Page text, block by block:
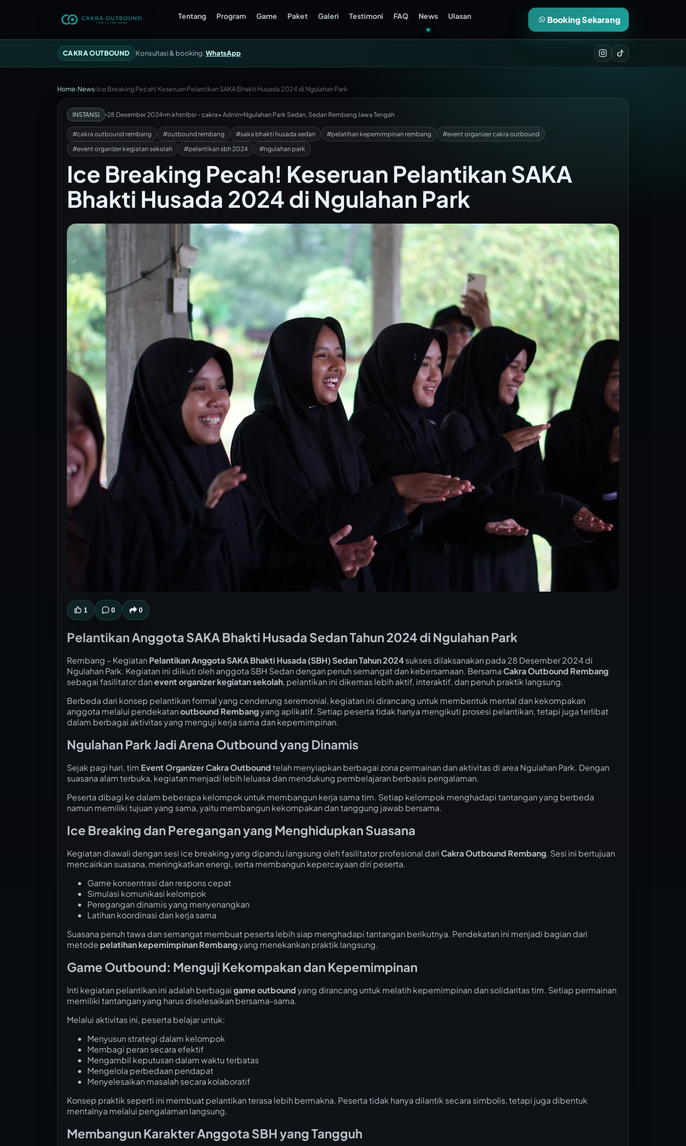
CAKRA OUTBOUND Konsultasi & booking:WhatsApp
Tentang Program Game Paket Galeri Testimoni FAQ News Ulasan Booking Sekarang
Home›News›Ice Breaking Pecah! Keseruan Pelantikan SAKA Bhakti Husada 2024 di Ngulahan Park
INSTANSI 28 Desember 2024 m.khsnlbsr - cakra• Admin Ngulahan Park Sedan, Sedan Rembang Jawa Tengah
#cakra outbound rembang #outbound rembang #saka bhakti husada sedan #pelatihan kepemimpinan rembang
#event organizer cakra outbound
#event organizer kegiatan sekolah
#pelantikan sbh 2024 #ngulahan park
Ice Breaking Pecah! Keseruan Pelantikan SAKA
Bhakti Husada 2024 di Ngulahan Park
1 0 0
Pelantikan Anggota SAKA Bhakti Husada Sedan Tahun 2024 di Ngulahan Park
Rembang – Kegiatan Pelantikan Anggota SAKA Bhakti Husada (SBH) Sedan Tahun 2024sukses dilaksanakan pada 28 Desember 2024 di
Ngulahan Park. Kegiatan ini diikuti oleh anggota SBH Sedan dengan penuh semangat dan kebersamaan. BersamaCakra Outbound Rembang
sebagai fasilitator danevent organizer kegiatan sekolah, pelantikan ini dikemas lebih aktif, interaktif, dan penuh praktik langsung.
Berbeda dari konsep pelantikan formal yang cenderung seremonial, kegiatan ini dirancang untuk membentuk mental dan kekompakan
anggota melalui pendekatanoutbound Rembangyang aplikatif. Setiap peserta tidak hanya mengikuti prosesi pelantikan, tetapi juga terlibat
dalam berbagai aktivitas yang menguji kerja sama dan kepemimpinan.
Ngulahan Park Jadi Arena Outbound yang Dinamis
Sejak pagi hari, tim Event Organizer Cakra Outboundtelah menyiapkan berbagai zona permainan dan aktivitas di area Ngulahan Park. Dengan
suasana alam terbuka, kegiatan menjadi lebih leluasa dan mendukung pembelajaran berbasis pengalaman.
Peserta dibagi ke dalam beberapa kelompok untuk membangun kerja sama tim. Setiap kelompok menghadapi tantangan yang berbeda
namun memiliki tujuan yang sama, yaitu membangun kekompakan dan tanggung jawab bersama.
Ice Breaking dan Peregangan yang Menghidupkan Suasana
Kegiatan diawali dengan sesi ice breaking yang dipandu langsung oleh fasilitator profesional dariCakra Outbound Rembang. Sesi ini bertujuan
mencairkan suasana, meningkatkan energi, serta membangun kepercayaan diri peserta.
Game konsentrasi dan respons cepat
Simulasi komunikasi kelompok
Peregangan dinamis yang menyenangkan
Latihan koordinasi dan kerja sama
Suasana penuh tawa dan semangat membuat peserta lebih siap menghadapi tantangan berikutnya. Pendekatan ini menjadi bagian dari
metode pelatihan kepemimpinan Rembangyang menekankan praktik langsung.
Game Outbound: Menguji Kekompakan dan Kepemimpinan
Inti kegiatan pelantikan ini adalah berbagaigame outboundyang dirancang untuk melatih kepemimpinan dan solidaritas tim. Setiap permainan
memiliki tantangan yang harus diselesaikan bersama-sama.
Melalui aktivitas ini, peserta belajar untuk:
Menyusun strategi dalam kelompok
Membagi peran secara efektif
Mengambil keputusan dalam waktu terbatas
Mengelola perbedaan pendapat
Menyelesaikan masalah secara kolaboratif
Konsep praktik seperti ini membuat pelantikan terasa lebih bermakna. Peserta tidak hanya dilantik secara simbolis, tetapi juga dibentuk
mentalnya melalui pengalaman langsung.
Membangun Karakter Anggota SBH yang Tangguh